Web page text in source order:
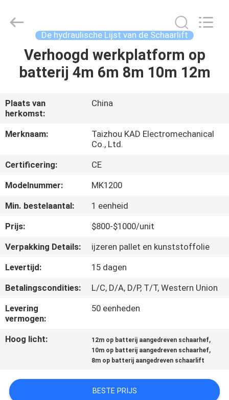
HUIS
VIDEOS
ONS
FABRIEKSREIS
KWALITEITSCONTROLE
CONTACTEER
ONS
NIEUWS
CITAAT
Co.,Ltd.
De hydraulische Lijst van de Schaarlift
Verhoogd werkplatform op
batterij 4m 6m 8m 10m 12m
Plaats van
herkomst:
China
Merknaam:
Taizhou KAD Electromechanical
Co., Ltd.
Certificering:
CE
Modelnummer:
MK1200
Min. bestelaantal:
1 eenheid
Prijs:
$800-$1000/unit
Verpakking Details:
ijzeren pallet en kunststoffolie
Levertijd:
15 dagen
Betalingscondities:
L/C, D/A, D/P, T/T, Western Union
Levering
vermogen:
50 eenheden
Hoog licht: 12m op batterij aangedreven schaarhef,
10m op batterij aangedreven schaarhef,
8m op batterij aangedreven schaarlift
BESTE PRIJS